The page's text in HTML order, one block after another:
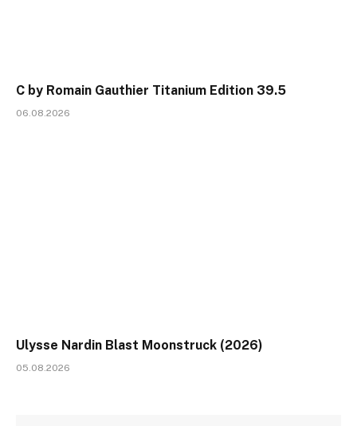
C by Romain Gauthier Titanium Edition 39.5
06.08.2026
Ulysse Nardin Blast Moonstruck (2026)
05.08.2026